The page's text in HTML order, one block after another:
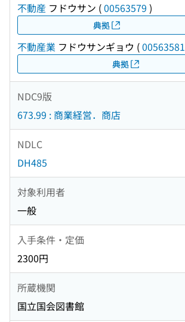
不動産 フドウサン (00563579 )
典拠
不動産業 フドウサンギョウ (00563581
典拠
NDC9版
673.99 : 商業経営．商店
NDLC
DH485
対象利用者
一般
入手条件・定価
2300円
所蔵機関
国立国会図書館